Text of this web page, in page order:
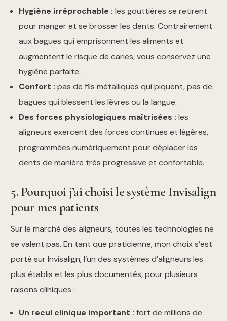
Hygiène irréprochable : les gouttières se retirent
pour manger et se brosser les dents. Contrairement
aux bagues qui emprisonnent les aliments et
augmentent le risque de caries, vous conservez une
hygiène parfaite.
Confort : pas de fils métalliques qui piquent, pas de
bagues qui blessent les lèvres ou la langue.
Des forces physiologiques maîtrisées : les
aligneurs exercent des forces continues et légères,
programmées numériquement pour déplacer les
dents de manière très progressive et confortable.
5. Pourquoi j’ai choisi le système Invisalign
pour mes patients
Sur le marché des aligneurs, toutes les technologies ne
se valent pas. En tant que praticienne, mon choix s’est
porté sur Invisalign, l’un des systèmes d’aligneurs les
plus établis et les plus documentés, pour plusieurs
raisons cliniques :
Un recul clinique important : fort de millions de